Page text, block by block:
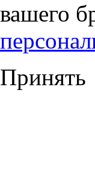
вашего
Принять